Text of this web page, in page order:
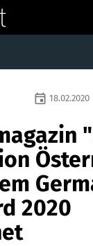
event 18.02.2020
2020